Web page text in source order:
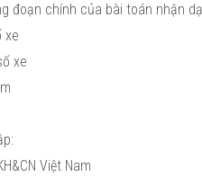
đoạn chính của bài toán nhận
xe
xe
Việt Nam